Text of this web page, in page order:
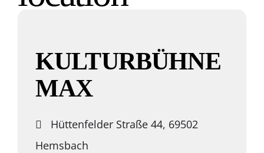
KULTURBÜHNE
MAX
Hüttenfelder Straße 44, 69502
Hemsbach